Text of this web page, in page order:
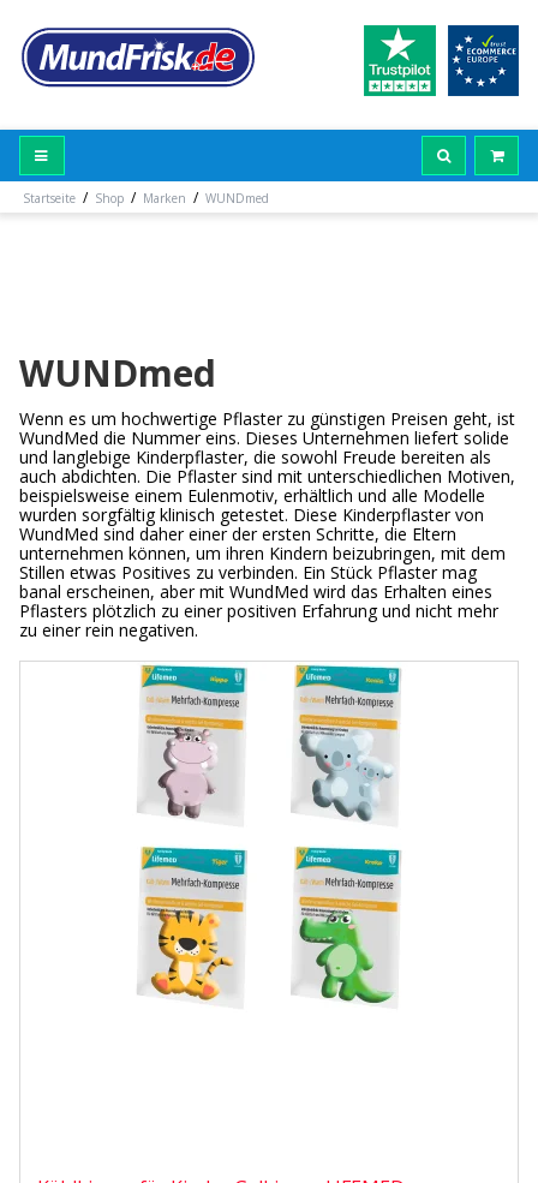
Startseite / Shop / Marken / WUNDmed
WUNDmed
Wenn es um hochwertige Pflaster zu günstigen Preisen geht, ist
WundMed die Nummer eins. Dieses Unternehmen liefert solide
und langlebige Kinderpflaster, die sowohl Freude bereiten als
auch abdichten. Die Pflaster sind mit unterschiedlichen Motiven,
beispielsweise einem Eulenmotiv, erhältlich und alle Modelle
wurden sorgfältig klinisch getestet. Diese Kinderpflaster von
WundMed sind daher einer der ersten Schritte, die Eltern
unternehmen können, um ihren Kindern beizubringen, mit dem
Stillen etwas Positives zu verbinden. Ein Stück Pflaster mag
banal erscheinen, aber mit WundMed wird das Erhalten eines
Pflasters plötzlich zu einer positiven Erfahrung und nicht mehr
zu einer rein negativen.